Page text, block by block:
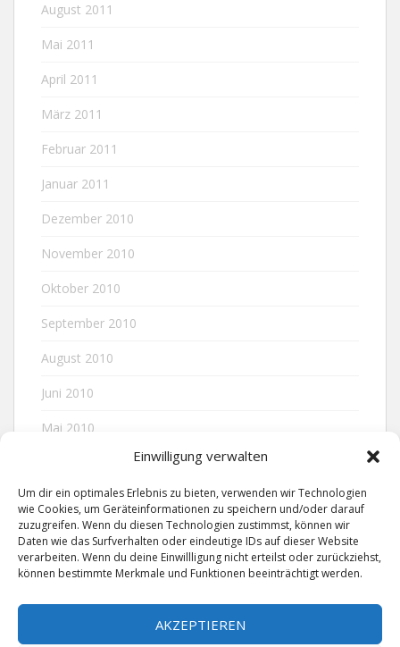
Einwilligung verwalten
Um dir ein optimales Erlebnis zu bieten, verwenden wir Technologien
wie Cookies, um Geräteinformationen zu speichern und/oder darauf
zuzugreifen. Wenn du diesen Technologien zustimmst, können wir
Daten wie das Surfverhalten oder eindeutige IDs auf dieser Website
verarbeiten. Wenn du deine Einwillligung nicht erteilst oder zurückziehst,
können bestimmte Merkmale und Funktionen beeinträchtigt werden.
AKZEPTIEREN
August 2011
Mai 2011
April 2011
März 2011
Februar 2011
Januar 2011
Dezember 2010
November 2010
Oktober 2010
September 2010
August 2010
Juni 2010
Mai 2010
META
Anmelden